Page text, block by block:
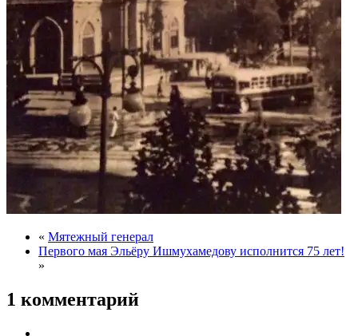
« Мятежный генерал
Первого мая Эльёру Ишмухамедову исполнится 75 лет!
»
1 комментарий